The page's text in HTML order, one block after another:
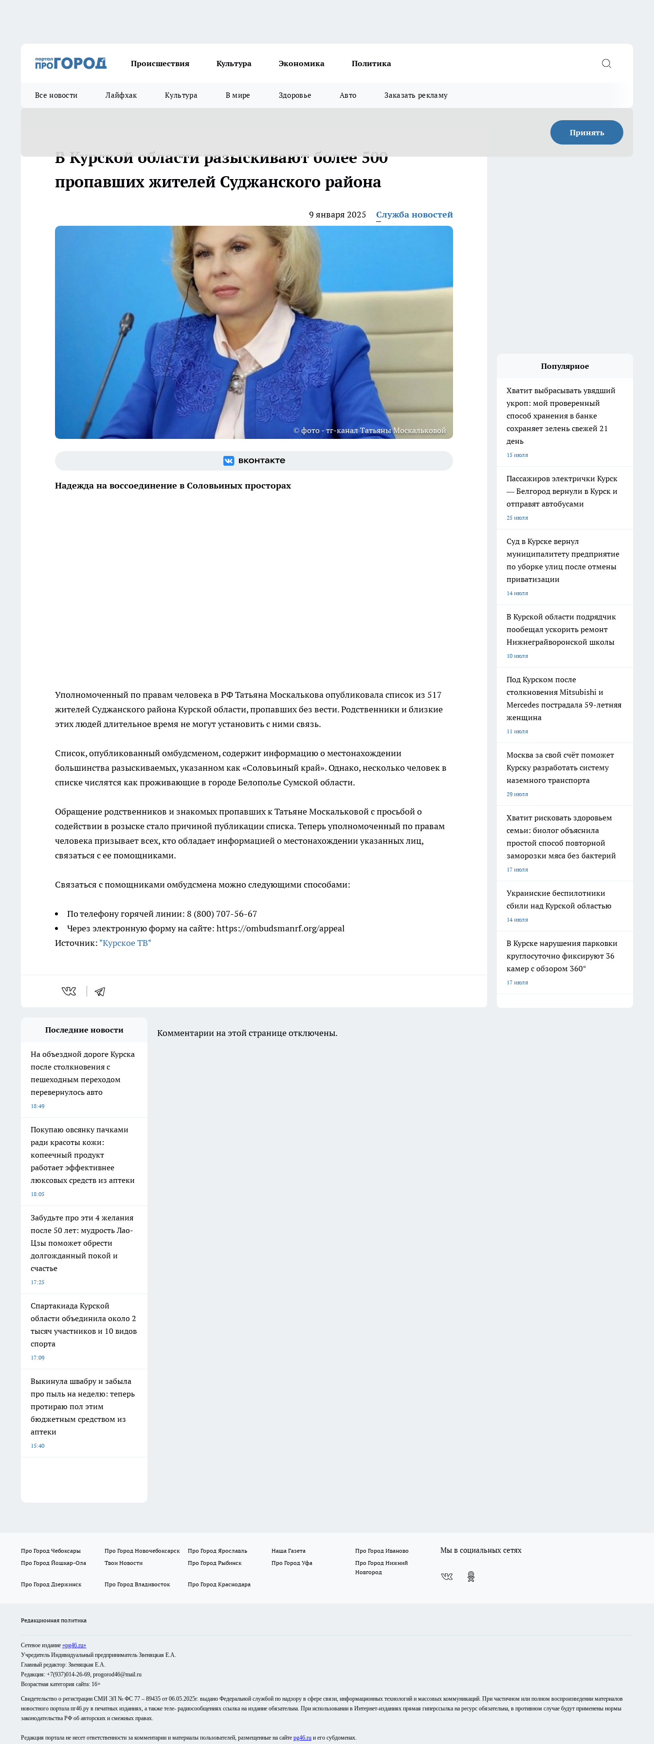
Происшествия Культура Экономика Политика
Все новости Лайфхак Культура В мире Здоровье Авто Заказать рекламу
Принять
В Курской области разыскивают более 500
пропавших жителей Суджанского района
9 января 2025 Служба новостей
© фото - тг-канал Татьяны Москальковой
Надежда на воссоединение в Соловьиных просторах
Уполномоченный по правам человека в РФ Татьяна Москалькова опубликовала список из 517
жителей Суджанского района Курской области, пропавших без вести. Родственники и близкие
этих людей длительное время не могут установить с ними связь.
Список, опубликованный омбудсменом, содержит информацию о местонахождении
большинства разыскиваемых, указанном как «Соловьиный край». Однако, несколько человек в
списке числятся как проживающие в городе Белополье Сумской области.
Обращение родственников и знакомых пропавших к Татьяне Москальковой с просьбой о
содействии в розыске стало причиной публикации списка. Теперь уполномоченный по правам
человека призывает всех, кто обладает информацией о местонахождении указанных лиц,
связаться с ее помощниками.
Связаться с помощниками омбудсмена можно следующими способами:
По телефону горячей линии: 8 (800) 707-56-67
Через электронную форму на сайте: https://ombudsmanrf.org/appeal
Источник: "Курское ТВ"
Популярное
Хватит выбрасывать увядший
укроп: мой проверенный
способ хранения в банке
сохраняет зелень свежей 21
день
15 июля
Пассажиров электрички Курск
— Белгород вернули в Курск и
отправят автобусами
25 июля
Суд в Курске вернул
муниципалитету предприятие
по уборке улиц после отмены
приватизации
14 июля
В Курской области подрядчик
пообещал ускорить ремонт
Нижнеграйворонской школы
10 июля
Под Курском после
столкновения Mitsubishi и
Mercedes пострадала 59-летняя
женщина
11 июля
Москва за свой счёт поможет
Курску разработать систему
наземного транспорта
29 июля
Хватит рисковать здоровьем
семьи: биолог объяснила
простой способ повторной
заморозки мяса без бактерий
17 июля
Украинские беспилотники
сбили над Курской областью
14 июля
В Курске нарушения парковки
круглосуточно фиксируют 36
камер с обзором 360°
17 июля
Последние новости
На объездной дороге Курска
после столкновения с
пешеходным переходом
перевернулось авто
18:49
Покупаю овсянку пачками
ради красоты кожи:
копеечный продукт
работает эффективнее
люксовых средств из аптеки
18:05
Забудьте про эти 4 желания
после 50 лет: мудрость Лао-
Цзы поможет обрести
долгожданный покой и
счастье
17:25
Спартакиада Курской
области объединила около 2
тысяч участников и 10 видов
спорта
17:09
Выкинула швабру и забыла
про пыль на неделю: теперь
протираю пол этим
бюджетным средством из
аптеки
15:40
Комментарии на этой странице отключены.
Про Город Чебоксары Про Город Новочебоксарск Про Город Ярославль Наша Газета
Про Город Иваново
Про Город Йошкар-Ола
Твои Новости Про Город Рыбинск Про Город Уфа
Про Город Нижний
Новгород
Про Город Дзержинск
Про Город Владивосток Про Город Краснодара
Мы в социальных сетях
Редакционная политика
Сетевое издание «pg46.ru»
Учредитель Индивидуальный предприниматель Звеняцкая Е.А.
Главный редактор: Звеняцкая Е.А.
Редакция: +7(937)014-26-69, progorod46@mail.ru
Возрастная категория сайта: 16+
Свидетельство о регистрации СМИ ЭЛ № ФС 77 – 89435 от 06.05.2025г. выдано Федеральной службой по надзору в сфере связи, информационных технологий и массовых коммуникаций. При частичном или полном воспроизведении материалов
новостного портала пг46.ру в печатных изданиях, а также теле- радиосообщениях ссылка на издание обязательна. При использовании в Интернет-изданиях прямая гиперссылка на ресурс обязательна, в противном случае будут применены нормы
законодательства РФ об авторских и смежных правах.
Редакция портала не несет ответственности за комментарии и материалы пользователей, размещенные на сайте pg46.ru и его субдоменах.